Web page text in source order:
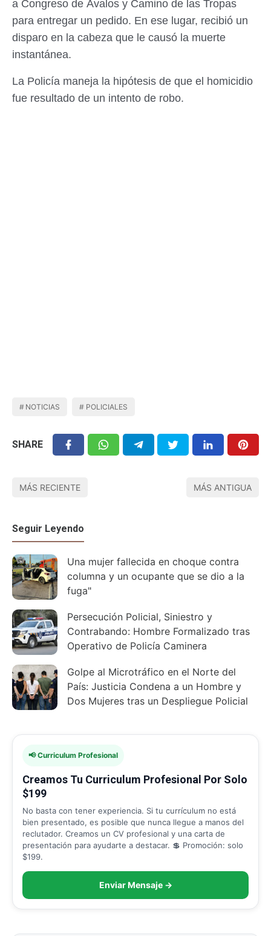
a Congreso de Ávalos y Camino de las Tropas
para entregar un pedido. En ese lugar, recibió un
disparo en la cabeza que le causó la muerte
instantánea.
La Policía maneja la hipótesis de que el homicidio
fue resultado de un intento de robo.
NOTICIAS POLICIALES
SHARE
MÁS RECIENTE MÁS ANTIGUA
Seguir Leyendo
Una mujer fallecida en choque contra
columna y un ocupante que se dio a la
fuga"
Persecución Policial, Siniestro y
Contrabando: Hombre Formalizado tras
Operativo de Policía Caminera
Golpe al Microtráfico en el Norte del
País: Justicia Condena a un Hombre y
Dos Mujeres tras un Despliegue Policial
📢 Curriculum Profesional
Creamos Tu Curriculum Profesional Por Solo
$199
No basta con tener experiencia. Si tu currículum no está
bien presentado, es posible que nunca llegue a manos del
reclutador. Creamos un CV profesional y una carta de
presentación para ayudarte a destacar. 💲 Promoción: solo
$199.
Enviar Mensaje →